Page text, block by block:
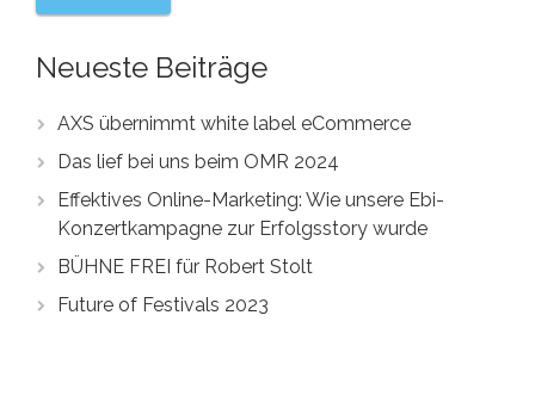
Neueste Beiträge
AXS übernimmt white label eCommerce
Das lief bei uns beim OMR 2024
Effektives Online-Marketing: Wie unsere Ebi-
Konzertkampagne zur Erfolgsstory wurde
BÜHNE FREI für Robert Stolt
Future of Festivals 2023